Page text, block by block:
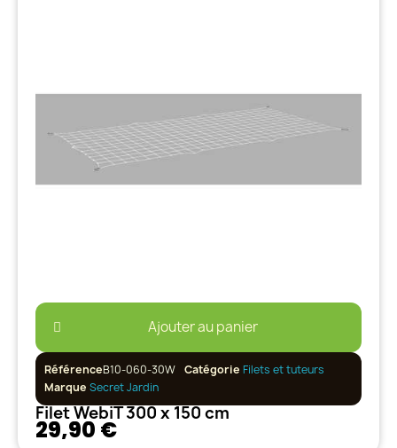
Ajouter au panier
RéférenceB10-060-30W Catégorie Filets et tuteurs
Marque Secret Jardin
Filet WebiT 300 x 150 cm
29,90 €